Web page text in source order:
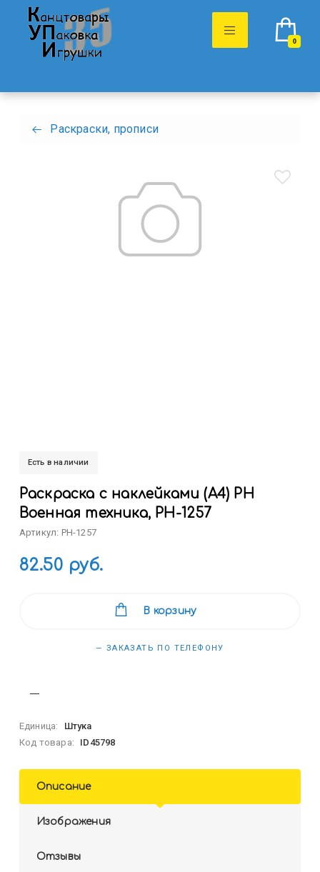
0
Раскраски, прописи
Есть в наличии
Раскраска с наклейками (А4) РН
Военная техника, РН-1257
Артикул: РН-1257
82.50 руб.
В корзину
— ЗАКАЗАТЬ ПО ТЕЛЕФОНУ
Единица:
Штука
Код товара:
ID45798
Описание
Изображения
Отзывы